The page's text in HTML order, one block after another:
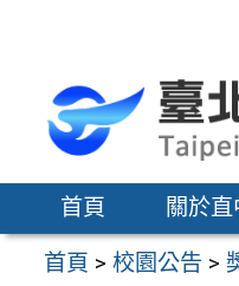
區
首頁 關於直
首頁 >校園公告 >